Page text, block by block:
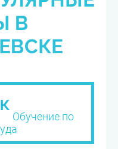
В
Обучение по